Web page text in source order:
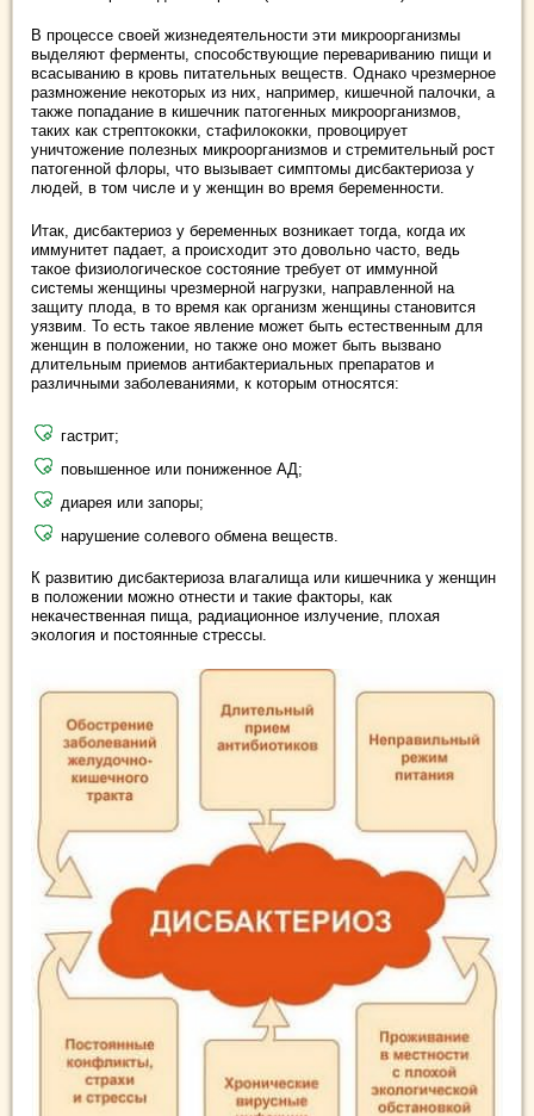
В процессе своей жизнедеятельности эти микроорганизмы
выделяют ферменты, способствующие перевариванию пищи и
всасыванию в кровь питательных веществ. Однако чрезмерное
размножение некоторых из них, например, кишечной палочки, а
также попадание в кишечник патогенных микроорганизмов,
таких как стрептококки, стафилококки, провоцирует
уничтожение полезных микроорганизмов и стремительный рост
патогенной флоры, что вызывает симптомы дисбактериоза у
людей, в том числе и у женщин во время беременности.
Итак, дисбактериоз у беременных возникает тогда, когда их
иммунитет падает, а происходит это довольно часто, ведь
такое физиологическое состояние требует от иммунной
системы женщины чрезмерной нагрузки, направленной на
защиту плода, в то время как организм женщины становится
уязвим. То есть такое явление может быть естественным для
женщин в положении, но также оно может быть вызвано
длительным приемов антибактериальных препаратов и
различными заболеваниями, к которым относятся:
гастрит;
повышенное или пониженное АД;
диарея или запоры;
нарушение солевого обмена веществ.
К развитию дисбактериоза влагалища или кишечника у женщин
в положении можно отнести и такие факторы, как
некачественная пища, радиационное излучение, плохая
экология и постоянные стрессы.